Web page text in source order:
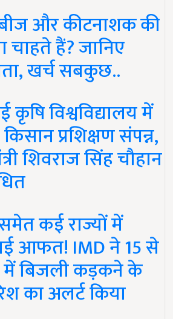
और कीटनाशक की
हैं? जानिए
खर्च सबकुछ..
कृषि विश्वविद्यालय में
प्रशिक्षण संपन्न,
शिवराज सिंह चौहान
कई राज्यों में
आफत! IMD ने 15 से
में बिजली कड़कने के
का अलर्ट किया